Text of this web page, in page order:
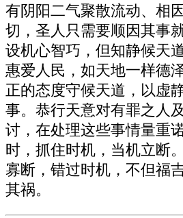
有阴阳二气聚散流动、相
切，圣人只需要顺因其事
设机心智巧，但知静候天
惠爱人民，如天地一样德
正的态度守候天道，以虚
事。恭行天意对有罪之人
讨，在处理这些事情量重
时，抓住时机，当机立断
寡断，错过时机，不但福
其祸。